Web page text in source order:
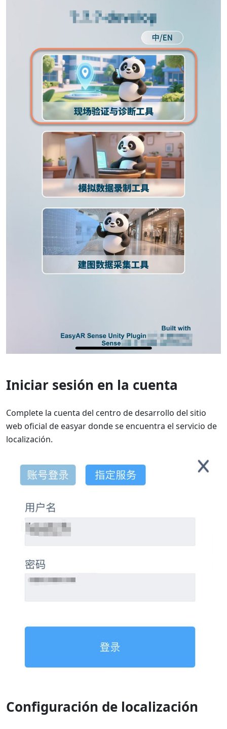
Iniciar sesión en la cuenta
Complete la cuenta del centro de desarrollo del sitio
web oficial de easyar donde se encuentra el servicio de
localización.
Configuración de localización